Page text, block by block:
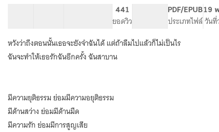
หญิง
ที่รัก
ของ
ฉัน
[นิยาย
แปล]
441
ยอดวิว
PDF/EPUB
ประเภทไฟล์
19
วันที่
หวังว่าถึงตอนนั้นเธอจะยังจำฉันได้ แต่ถ้าลืมไปแล้วก็ไม่เป็นไร
ฉันจะทำให้เธอรักฉันอีกครั้ง ฉันสาบาน
มีความยุติธรรม ย่อมมีความอยุติธรรม
มีด้านสว่าง ย่อมมีด้านมืด
มีความรัก ย่อมมีการสูญเสีย